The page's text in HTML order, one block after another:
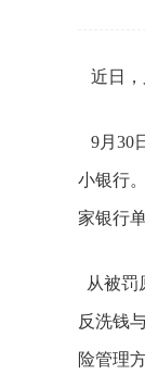
近日，
9月30
小银行
家银行
从被罚
反洗钱
险管理